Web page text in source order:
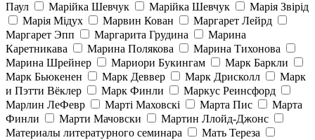
Паул
Марійка Шевчук Марійка Шевчук
Марія Звірід
Марія Мідух
Марвин Кован
Маргарет Лейрд
Маргарет Эпп
Маргарита Грудина
Марина
Каретникава
Марина Полякова
Марина Тихонова
Марина Шрейнер
Мариори Букингам
Марк Баркли
Марк Бьюкенен
Марк Деввер Марк Дрисколл
Марк
и Пэтти Вёклер
Марк Финли
Маркус Реинсфорд
Марлин ЛеФевр
Марті Маховскі Марта Пис
Марта
Финли
Марти Мачовски
Мартин Ллойд-Джонс
Материалы литературного семинара
Мать Тереза